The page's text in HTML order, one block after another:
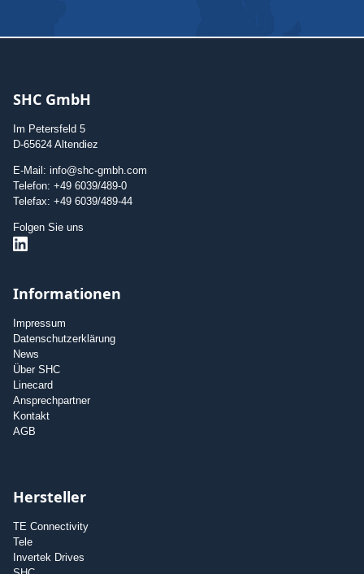
SHC GmbH
Im Petersfeld 5
D-65624 Altendiez
E-Mail: info@shc-gmbh.com
Telefon: +49 6039/489-0
Telefax: +49 6039/489-44
Folgen Sie uns
Informationen
Impressum
Datenschutzerklärung
News
Über SHC
Linecard
Ansprechpartner
Kontakt
AGB
Hersteller
TE Connectivity
Tele
Invertek Drives